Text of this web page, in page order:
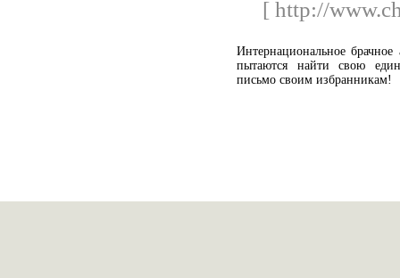
[ http://
Интернациональное
пытаются найти свою
письмо своим избранникам!